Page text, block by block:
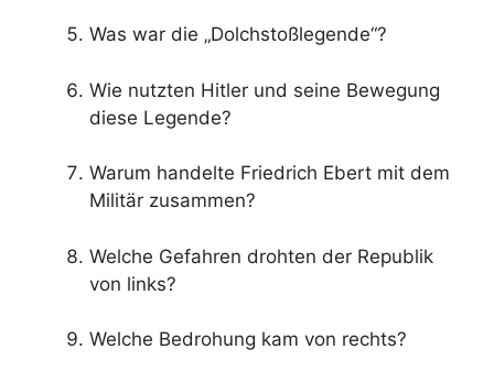
Was war die „Dolchstoßlegende“?
Wie nutzten Hitler und seine Bewegung
diese Legende?
Warum handelte Friedrich Ebert mit dem
Militär zusammen?
Welche Gefahren drohten der Republik
von links?
Welche Bedrohung kam von rechts?